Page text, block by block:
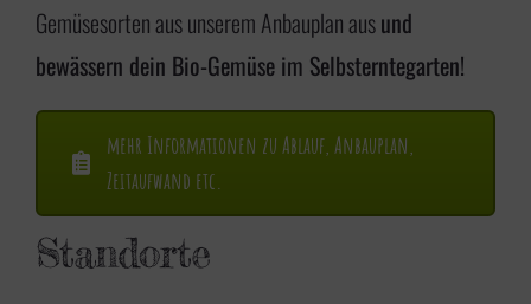
Gemüsesorten aus unserem Anbauplan ausund
bewässern dein Bio-Gemüse im Selbsterntegarten!
mehr Informationen zu Ablauf, Anbauplan,
Zeitaufwand etc.
Standorte